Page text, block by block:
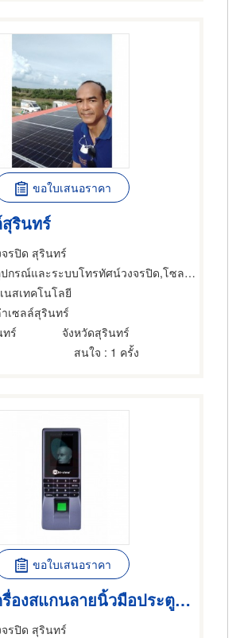
ขอใบเสนอราคา
รินทร์
รปิด สุรินทร์
กรณ์และระบบโทรทัศน์วงจรปิด,โซลาร์เซล,โซลาร์เซล
นสเทคโนโลยี
เซลล์สุรินทร์
ทร์
จังหวัดสุรินทร์
สนใจ : 1 ครั้ง
ขอใบเสนอราคา
ร้านขายเครื่องสแกนลายนิ้วมือประตูคีย์การ์ด สุรินทร์
รปิด สุรินทร์